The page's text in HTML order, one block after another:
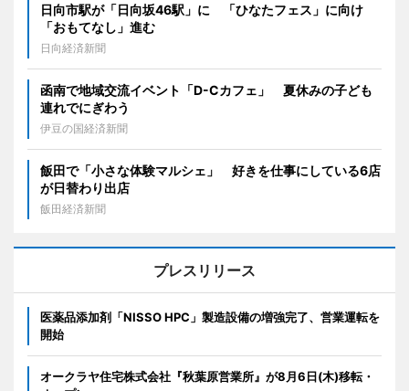
日向市駅が「日向坂46駅」に 「ひなたフェス」に向け
「おもてなし」進む
日向経済新聞
函南で地域交流イベント「D-Cカフェ」 夏休みの子ども
連れでにぎわう
伊豆の国経済新聞
飯田で「小さな体験マルシェ」 好きを仕事にしている6店
が日替わり出店
飯田経済新聞
プレスリリース
医薬品添加剤「NISSO HPC」製造設備の増強完了、営業運転を
開始
オークラヤ住宅株式会社『秋葉原営業所』が8月6日(木)移転・